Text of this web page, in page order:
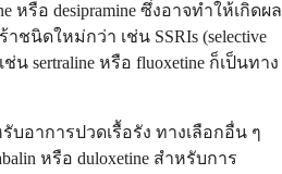
หรือ desipramine ซึ่งอาจทำให้เกิดผล
ชนิดใหม่กว่า เช่น SSRIs (selective
ช่น sertraline หรือ fluoxetine ก็เป็นทาง
บอาการปวดเรื้อรัง ทางเลือกอื่น ๆ
หรือ duloxetine สำหรับการ